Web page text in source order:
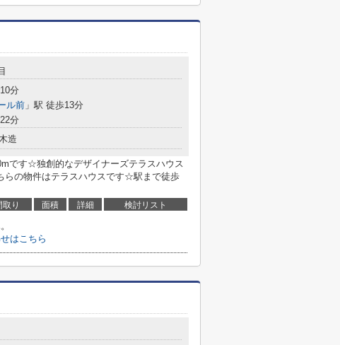
分
ル前 」駅 徒歩13分
分
造
です☆独創的なデザイナーズテラスハウス
の物件はテラスハウスです☆駅まで徒歩
取り 面積 詳細 検討リスト
はこちら